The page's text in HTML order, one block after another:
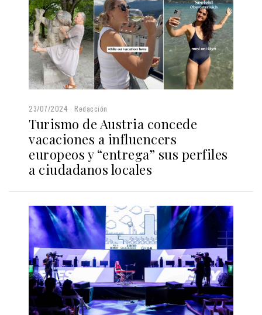
23/07/2024 Redacción
Turismo de Austria concede
vacaciones a influencers
europeos y “entrega” sus perfiles
a ciudadanos locales